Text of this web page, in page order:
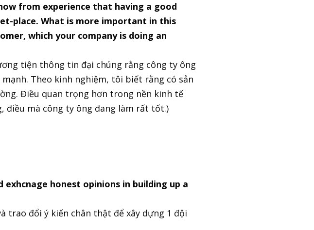
from experience that having a good
place. What is more important in this
which your company is doing an
tiện thông tin đại chúng rằng công ty ông
Theo kinh nghiệm, tôi biết rằng có sản
Điều quan trọng hơn trong nền kinh tế
điều mà công ty ông đang làm rất tốt.)
honest opinions in building up a
trao đổi ý kiến chân thật để xây dựng 1 đội